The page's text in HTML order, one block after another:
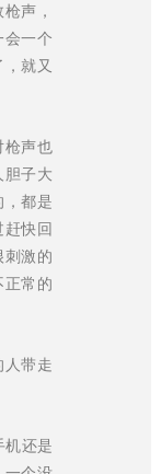
声，
一个
就又
枪声也
子大
都是
快回
刺激的
常的
带走
机还是